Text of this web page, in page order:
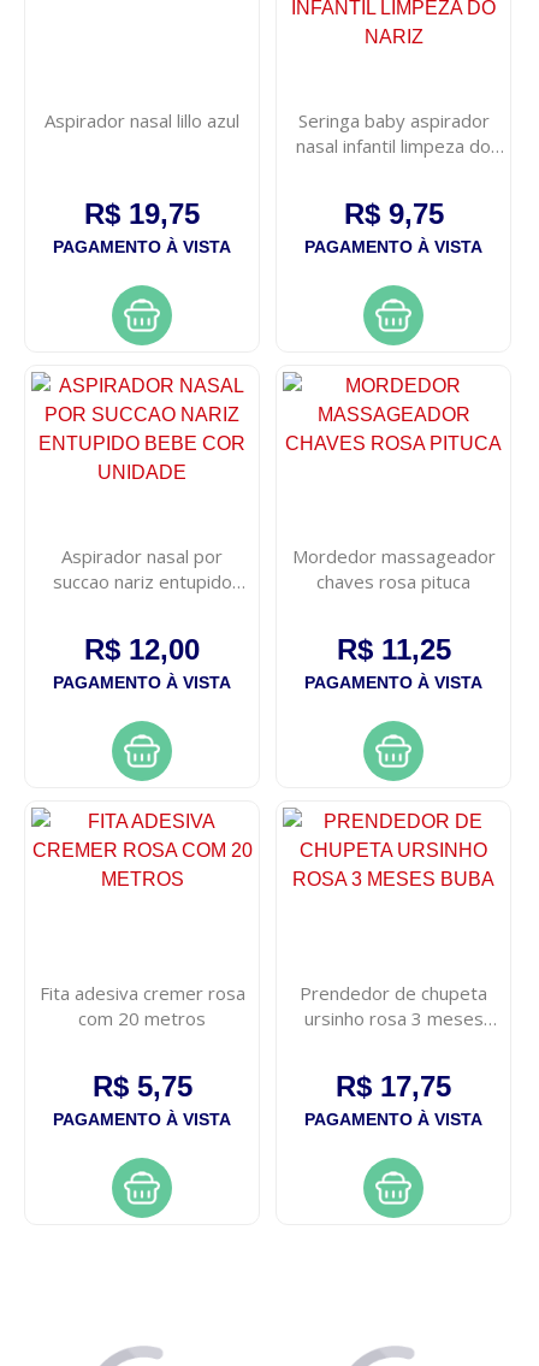
Aspirador nasal lillo azul
R$ 19,75
PAGAMENTO À VISTA
Seringa baby aspirador
nasal infantil limpeza do
R$ 9,75
PAGAMENTO À VISTA
Aspirador nasal por
succao nariz entupido
R$ 12,00
PAGAMENTO À VISTA
Mordedor massageador
chaves rosa pituca
R$ 11,25
PAGAMENTO À VISTA
Fita adesiva cremer rosa
com 20 metros
R$ 5,75
PAGAMENTO À VISTA
Prendedor de chupeta
ursinho rosa 3 meses
R$ 17,75
PAGAMENTO À VISTA